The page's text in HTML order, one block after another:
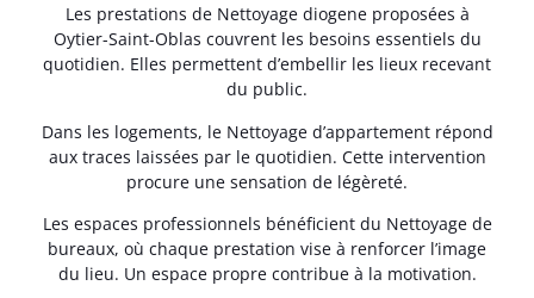
Les prestations de Nettoyage diogene proposées à
Oytier-Saint-Oblas couvrent les besoins essentiels du
quotidien. Elles permettent d’embellir les lieux recevant
du public.
Dans les logements, le Nettoyage d’appartement répond
aux traces laissées par le quotidien. Cette intervention
procure une sensation de légèreté.
Les espaces professionnels bénéficient du Nettoyage de
bureaux, où chaque prestation vise à renforcer l’image
du lieu. Un espace propre contribue à la motivation.